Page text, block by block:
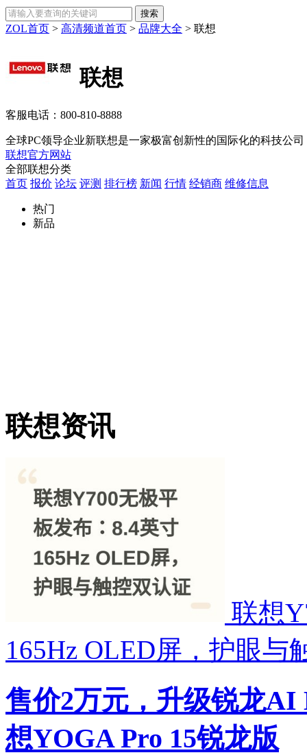
ZOL首页 > 高清频道首页 > 品牌大全 > 联想
联想
客服电话： 800-810-8888
全球PC领导企业新联想是一家极富创新性的国际化的科技公
联想官方网站
全部联想分类
首页 报价 论坛 评测 排行榜 新闻 行情 经销商 维修信息
热门
新品
联想资讯
联想
165Hz OLED屏，护眼与
售价2万元，升级锐龙AI
想YOGA Pro 15锐龙版